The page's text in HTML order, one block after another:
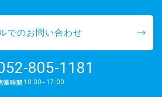
でのお問い合わせ
805-1181
業時間 10:00~17:00